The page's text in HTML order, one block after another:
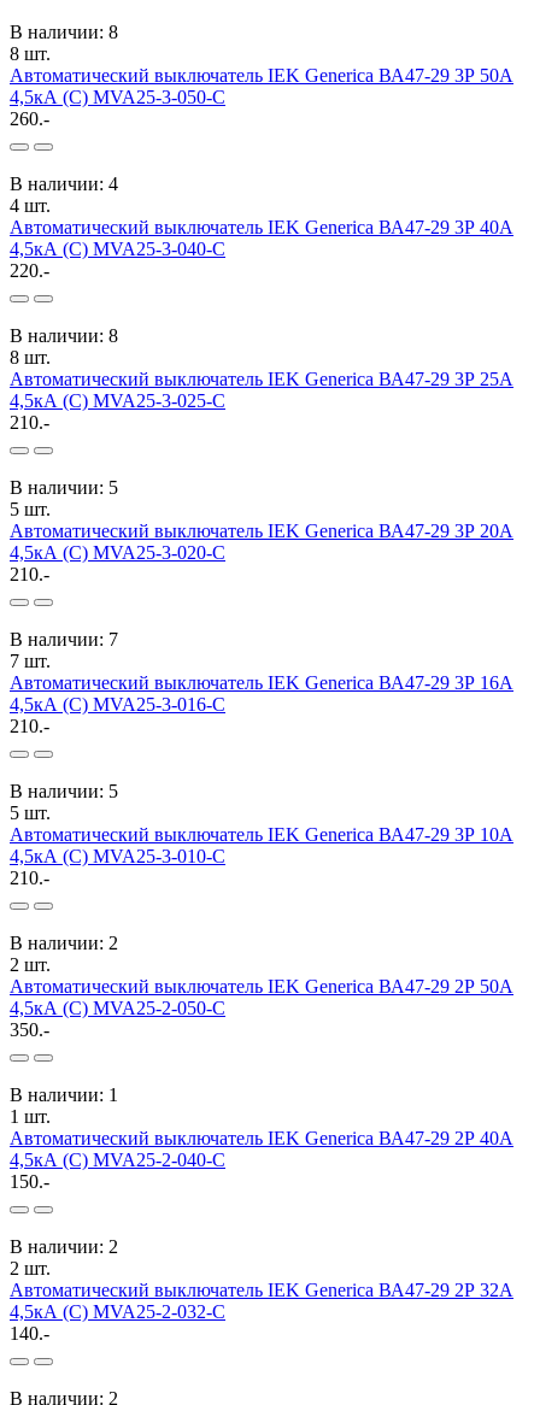
В наличии: 8
8 шт.
Автоматический выключатель IEK Generica ВА47-29 3Р 50А
4,5кА (С) MVA25-3-050-C
260.-
В наличии: 4
4 шт.
Автоматический выключатель IEK Generica ВА47-29 3Р 40А
4,5кА (С) MVA25-3-040-C
220.-
В наличии: 8
8 шт.
Автоматический выключатель IEK Generica ВА47-29 3Р 25А
4,5кА (С) MVA25-3-025-C
210.-
В наличии: 5
5 шт.
Автоматический выключатель IEK Generica ВА47-29 3Р 20А
4,5кА (С) MVA25-3-020-C
210.-
В наличии: 7
7 шт.
Автоматический выключатель IEK Generica ВА47-29 3Р 16А
4,5кА (С) MVA25-3-016-C
210.-
В наличии: 5
5 шт.
Автоматический выключатель IEK Generica ВА47-29 3Р 10А
4,5кА (С) MVA25-3-010-C
210.-
В наличии: 2
2 шт.
Автоматический выключатель IEK Generica ВА47-29 2Р 50А
4,5кА (С) MVA25-2-050-C
350.-
В наличии: 1
1 шт.
Автоматический выключатель IEK Generica ВА47-29 2Р 40А
4,5кА (С) MVA25-2-040-C
150.-
В наличии: 2
2 шт.
Автоматический выключатель IEK Generica ВА47-29 2Р 32А
4,5кА (С) MVA25-2-032-C
140.-
В наличии: 2